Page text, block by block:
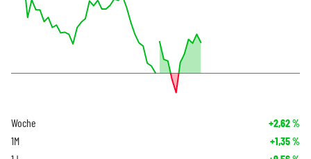
Woche +2,62%
1M +1,35%